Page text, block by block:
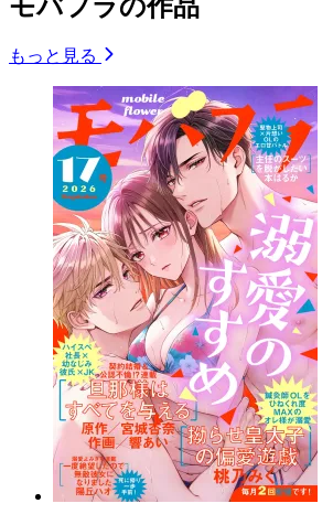
モバフラの作品
もっと見る